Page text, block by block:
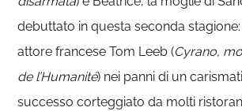
debuttato in questa seconda
attore francese Tom Leeb (Cyrano,
de l’Humanité) nei panni di un
successo corteggiato da molti